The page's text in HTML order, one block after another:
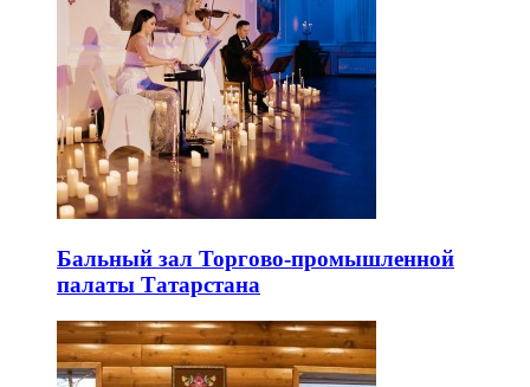
Бальный зал Торгово-промышленной
палаты Татарстана